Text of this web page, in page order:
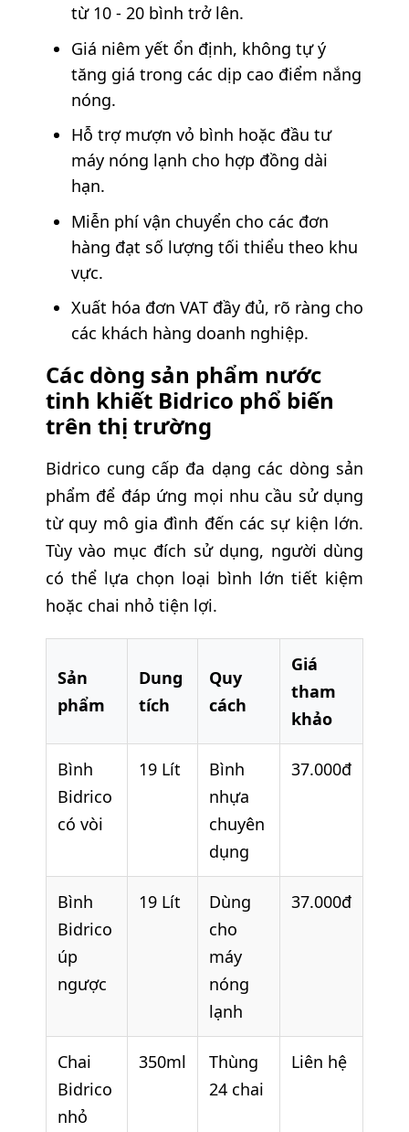
từ 10 - 20 bình trở lên.
Giá niêm yết ổn định, không tự ý
tăng giá trong các dịp cao điểm nắng
nóng.
Hỗ trợ mượn vỏ bình hoặc đầu tư
máy nóng lạnh cho hợp đồng dài
hạn.
Miễn phí vận chuyển cho các đơn
hàng đạt số lượng tối thiểu theo khu
vực.
Xuất hóa đơn VAT đầy đủ, rõ ràng cho
các khách hàng doanh nghiệp.
Các dòng sản phẩm nước
tinh khiết Bidrico phổ biến
trên thị trường
Bidrico cung cấp đa dạng các dòng sản
phẩm để đáp ứng mọi nhu cầu sử dụng
từ quy mô gia đình đến các sự kiện lớn.
Tùy vào mục đích sử dụng, người dùng
có thể lựa chọn loại bình lớn tiết kiệm
hoặc chai nhỏ tiện lợi.
Sản
phẩm
Dung
tích
Quy
cách
Giá
tham
khảo
Bình
Bidrico
có vòi
19 Lít
Bình
nhựa
chuyên
dụng
37.000đ
Bình
Bidrico
úp
ngược
19 Lít
Dùng
cho
máy
nóng
lạnh
37.000đ
Chai
Bidrico
nhỏ
350ml
Thùng
24 chai
Liên hệ